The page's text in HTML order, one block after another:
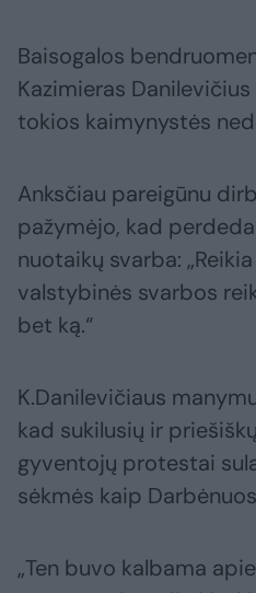
Baisogalos
Kazimieras
tokios kaimynystės
Anksčiau pareigūnu
pažymėjo, kad
nuotaikų svarba:
valstybinės svarbos
bet ką.“
K.Danilevičiaus
kad sukilusių ir
gyventojų protestai
sėkmės kaip
„Ten buvo kalbama